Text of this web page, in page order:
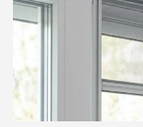
Comprendre la
volet roulant
Les différents
implications
L’espace